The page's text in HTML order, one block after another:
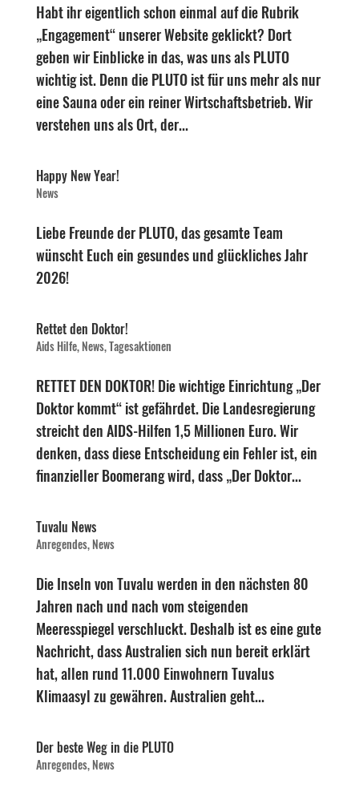
Habt ihr eigentlich schon einmal auf die Rubrik
„Engagement“ unserer Website geklickt? Dort
geben wir Einblicke in das, was uns als PLUTO
wichtig ist. Denn die PLUTO ist für uns mehr als nur
eine Sauna oder ein reiner Wirtschaftsbetrieb. Wir
verstehen uns als Ort, der...
Happy New Year!
News
Liebe Freunde der PLUTO, das gesamte Team
wünscht Euch ein gesundes und glückliches Jahr
2026!
Rettet den Doktor!
Aids Hilfe,News,Tagesaktionen
RETTET DEN DOKTOR! Die wichtige Einrichtung „Der
Doktor kommt“ ist gefährdet. Die Landesregierung
streicht den AIDS-Hilfen 1,5 Millionen Euro. Wir
denken, dass diese Entscheidung ein Fehler ist, ein
finanzieller Boomerang wird, dass „Der Doktor...
Tuvalu News
Anregendes,News
Die Inseln von Tuvalu werden in den nächsten 80
Jahren nach und nach vom steigenden
Meeresspiegel verschluckt. Deshalb ist es eine gute
Nachricht, dass Australien sich nun bereit erklärt
hat, allen rund 11.000 Einwohnern Tuvalus
Klimaasyl zu gewähren. Australien geht...
Der beste Weg in die PLUTO
Anregendes,News